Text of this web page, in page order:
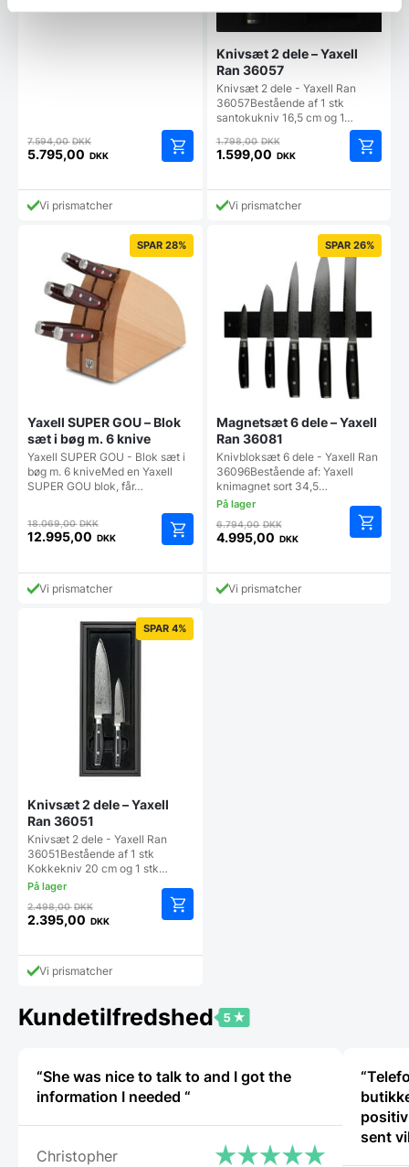
7.594,00DKKDen
oprindelige
var:
7.594,00 DKK.
5.795,00 DKK
aktuelle
prisVi prismatcher
Knivsæt 2 dele – Yaxell
Ran 36057
Knivsæt 2 dele - Yaxell Ran
36057Bestående af 1 stk
santokukniv 16,5 cm og 1…
1.798,00DKKDen
oprindelige
var:
1.798,00 DKK.
1.599,00 DKK
aktuelle
prisVi prismatcher
SPAR 28%
Yaxell SUPER GOU – Blok
sæt i bøg m. 6 knive
Yaxell SUPER GOU - Blok sæt i
bøg m. 6 kniveMed en Yaxell
SUPER GOU blok, får…
18.069,00DKKDen
oprindelige
var:
18.069,00 DKK.
12.995,00 DKK
aktuelle
pris
12.995,00 DKK.
Vi prismatcher
SPAR 26%
Magnetsæt 6 dele – Yaxell
Ran 36081
Knivbloksæt 6 dele - Yaxell Ran
36096Bestående af: Yaxell
knimagnet sort 34,5…
6.794,00DKKDen
oprindelige
var:
6.794,00 DKK.
4.995,00 DKK
aktuelle
prisVi prismatcher
SPAR 4%
Knivsæt 2 dele – Yaxell
Ran 36051
Knivsæt 2 dele - Yaxell Ran
36051Bestående af 1 stk
Kokkekniv 20 cm og 1 stk…
2.498,00DKKDen
oprindelige
var:
2.498,00 DKK.
2.395,00 DKK
aktuelle
prisVi prismatcher
Kundetilfredshed
“She was nice to talk to and I got the
information I needed “
Christopher
sent